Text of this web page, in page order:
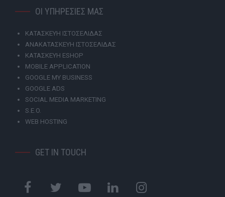
ΟΙ ΥΠΗΡΕΣΙΕΣ ΜΑΣ
ΚΑΤΑΣΚΕΥΗ ΙΣΤΟΣΕΛΙΔΑΣ
ΑΝΑΚΑΤΑΣΚΕΥΗ ΙΣΤΟΣΕΛΙΔΑΣ
ΚΑΤΑΣΚΕΥΗ ESHOP
MOBILE APPLICATION
GOOGLE MY BUSINESS
GOOGLE ADS
SOCIAL MEDIA MARKETING
S.E.O.
WEB HOSTING
GET IN TOUCH